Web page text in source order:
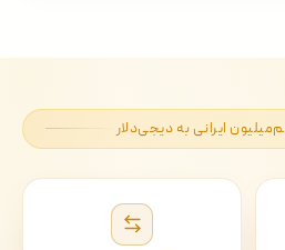
ایرانی به دیجی‌دلار